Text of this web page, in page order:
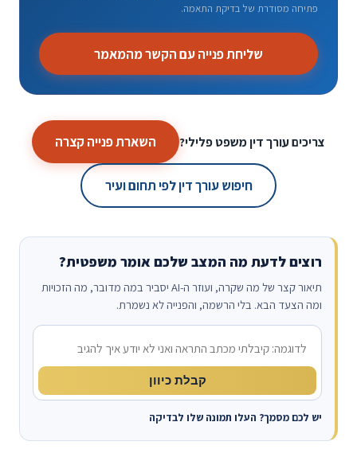
פתיחה מסודרת של בדיקת התאמה.
שליחת פנייה עם הקשר מהמאמר
צריכים עורך דין משפט פלילי? השארת פנייה קצרה
חיפוש עורך דין לפי תחום ועיר
רוצים לדעת מה המצב שלכם אומר משפטית?
תיאור קצר של מה שקרה, ועוזר ה-AI יסביר במה מדובר, מה הזכויות
ומה הצעד הבא. בלי הרשמה, והפנייה לא נשמרת.
מה קרה?
קבלת כיוון
יש לכם מסמך? העלו תמונה שלו לבדיקה